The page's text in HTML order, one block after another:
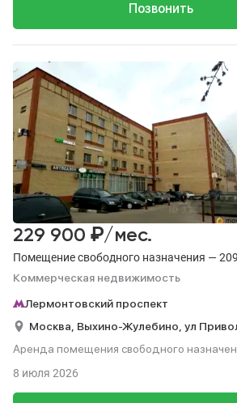
Позвонить
Помещение свободного назначения —
Коммерческая недвижимость
229 900 ₽/мес.
Лермонтовский проспект
Москва, Выхино-Жулебино, ул
Аренда помещения свободного
8 июля 2026